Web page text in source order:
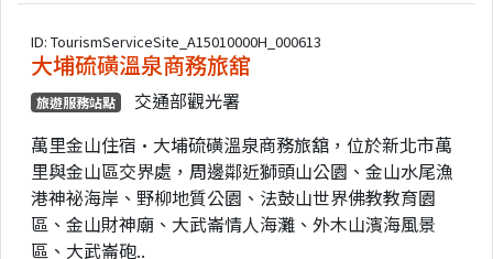
ID: TourismServiceSite_A15010000H_000613
大埔硫磺溫泉商務旅舘
旅遊服務站點
交通部觀光署
萬里金山住宿•大埔硫磺溫泉商務旅舘，位於新北市萬
里與金山區交界處，周邊鄰近獅頭山公園、金山水尾漁
港神祕海岸、野柳地質公園、法鼓山世界佛教教育園
區、金山財神廟、大武崙情人海灘、外木山濱海風景
區、大武崙砲..